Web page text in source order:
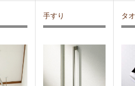
手すり タ